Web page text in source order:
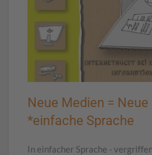
Neue Medien = Neue
*einfache Sprache
In einfacher Sprache - vergriffen